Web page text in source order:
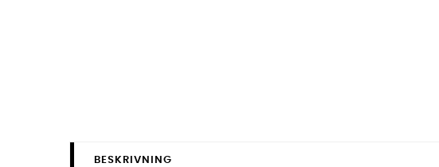
BESKRIVNING